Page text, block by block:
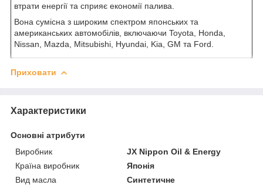
втрати енергії та сприяє економії палива.
Вона сумісна з широким спектром японських та
американських автомобілів, включаючи Toyota, Honda,
Nissan, Mazda, Mitsubishi, Hyundai, Kia, GM та Ford.
Приховати
Характеристики
Основні атрибути
Виробник
JX Nippon Oil & Energy
Країна виробник
Японія
Вид масла
Синтетичне